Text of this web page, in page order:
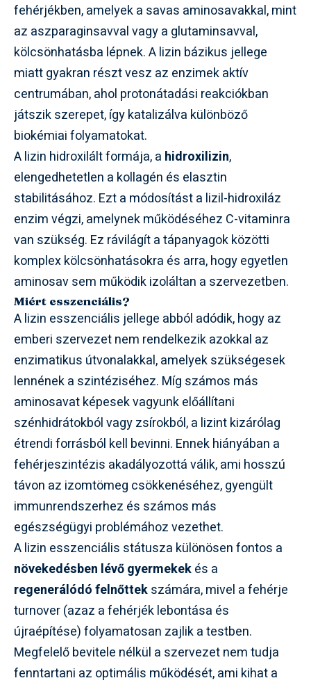
fehérjékben, amelyek a savas aminosavakkal, mint
az aszparaginsavval vagy a glutaminsavval,
kölcsönhatásba lépnek. A lizin bázikus jellege
miatt gyakran részt vesz az enzimek aktív
centrumában, ahol protonátadási reakciókban
játszik szerepet, így katalizálva különböző
biokémiai folyamatokat.
A lizin hidroxilált formája, a hidroxilizin,
elengedhetetlen a kollagén és elasztin
stabilitásához. Ezt a módosítást a lizil-hidroxiláz
enzim végzi, amelynek működéséhez C-vitaminra
van szükség. Ez rávilágít a tápanyagok közötti
komplex kölcsönhatásokra és arra, hogy egyetlen
aminosav sem működik izoláltan a szervezetben.
Miért esszenciális?
A lizin esszenciális jellege abból adódik, hogy az
emberi szervezet nem rendelkezik azokkal az
enzimatikus útvonalakkal, amelyek szükségesek
lennének a szintéziséhez. Míg számos más
aminosavat képesek vagyunk előállítani
szénhidrátokból vagy zsírokból, a lizint kizárólag
étrendi forrásból kell bevinni. Ennek hiányában a
fehérjeszintézis akadályozottá válik, ami hosszú
távon az izomtömeg csökkenéséhez, gyengült
immunrendszerhez és számos más
egészségügyi problémához vezethet.
A lizin esszenciális státusza különösen fontos a
növekedésben lévő gyermekekés a
regenerálódó felnőttekszámára, mivel a fehérje
turnover (azaz a fehérjék lebontása és
újraépítése) folyamatosan zajlik a testben.
Megfelelő bevitele nélkül a szervezet nem tudja
fenntartani az optimális működését, ami kihat a